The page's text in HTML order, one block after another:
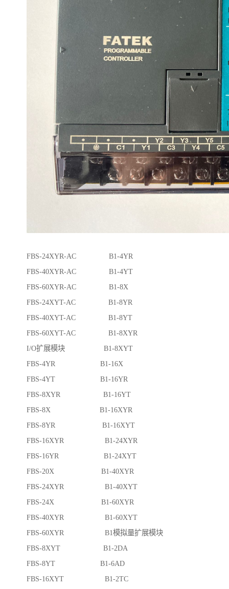
FBS-24XYR-AC B1-4YR
FBS-40XYR-AC B1-4YT
FBS-60XYR-AC B1-8X
FBS-24XYT-AC B1-8YR
FBS-40XYT-AC B1-8YT
FBS-60XYT-AC B1-8XYR
I/O扩展模块 B1-8XYT
FBS-4YR B1-16X
FBS-4YT B1-16YR
FBS-8XYR B1-16YT
FBS-8X B1-16XYR
FBS-8YR B1-16XYT
FBS-16XYR B1-24XYR
FBS-16YR B1-24XYT
FBS-20X B1-40XYR
FBS-24XYR B1-40XYT
FBS-24X B1-60XYR
FBS-40XYR B1-60XYT
FBS-60XYR B1模拟量扩展模块
FBS-8XYT B1-2DA
FBS-8YT B1-6AD
FBS-16XYT B1-2TC